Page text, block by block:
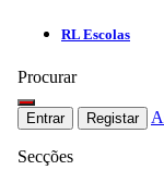
RL Escolas
Procurar
Entrar Registar
Secções